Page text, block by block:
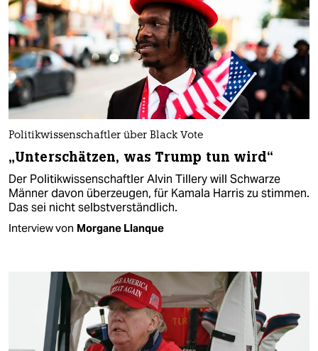
Politikwissenschaftler über Black Vote
„Unterschätzen, was Trump tun wird“
Der Politikwissenschaftler Alvin Tillery will Schwarze
Männer davon überzeugen, für Kamala Harris zu stimmen.
Das sei nicht selbstverständlich.
Interview von Morgane Llanque